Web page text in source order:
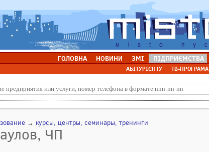
ГОЛОВНА НОВИНИ ЗМІ ПІДПРИЄМСТВА
АБІТУРІЄНТУ ТВ-ПРОГРАМА
→ курсы, центры, семинары, тренинги
ЧП